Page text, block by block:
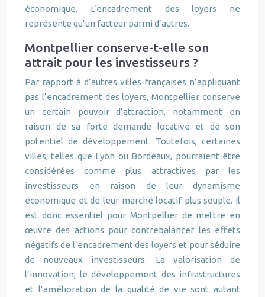
économique. L’encadrement des loyers ne
représente qu’un facteur parmi d’autres.
Montpellier conserve-t-elle son
attrait pour les investisseurs ?
Par rapport à d’autres villes françaises n’appliquant
pas l’encadrement des loyers, Montpellier conserve
un certain pouvoir d’attraction, notamment en
raison de sa forte demande locative et de son
potentiel de développement. Toutefois, certaines
villes, telles que Lyon ou Bordeaux, pourraient être
considérées comme plus attractives par les
investisseurs en raison de leur dynamisme
économique et de leur marché locatif plus souple. Il
est donc essentiel pour Montpellier de mettre en
œuvre des actions pour contrebalancer les effets
négatifs de l’encadrement des loyers et pour séduire
de nouveaux investisseurs. La valorisation de
l’innovation, le développement des infrastructures
et l’amélioration de la qualité de vie sont autant